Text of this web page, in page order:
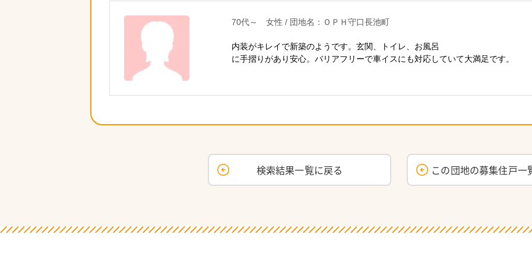
70代～ 女性 / 団地名：ＯＰＨ守口長池町
内装がキレイで新築のようです。玄関、トイレ、お風呂
に手摺りがあり安心。バリアフリーで車イスにも対応していて大満足です。
検索結果一覧に戻る この団地の募集住戸一